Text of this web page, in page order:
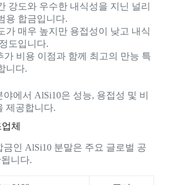
강도와 우수한 내식성을 지닌 널리
용 합금입니다.
가 매우 높지만 용접성이 낮고 내식
도입니다.
가 비용 이점과 함께 최고의 만능 특
니다.
에서 AlSi10은 성능, 용접성 및 비
제공합니다.
체
금인 AlSi10 분말은 주요 글로벌 공
니다.